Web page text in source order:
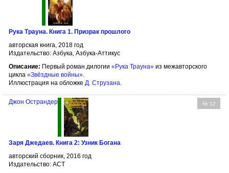
Рука Трауна. Книга 1. Призрак прошлого
авторская книга, 2018 год
Издательство: Азбука, Азбука-Аттикус
Описание: Первый роман дилогии «Рука Трауна» из межавторского
цикла «Звёздные войны»
Иллюстрация на обложке Д. Струзана
№ 12
Джон Острандер
Заря Джедаев. Книга 2: Узник Богана
авторский сборник, 2016 год
Издательство: АСТ